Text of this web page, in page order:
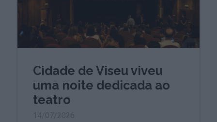
Cidade de Viseu viveu
uma noite dedicada ao
teatro